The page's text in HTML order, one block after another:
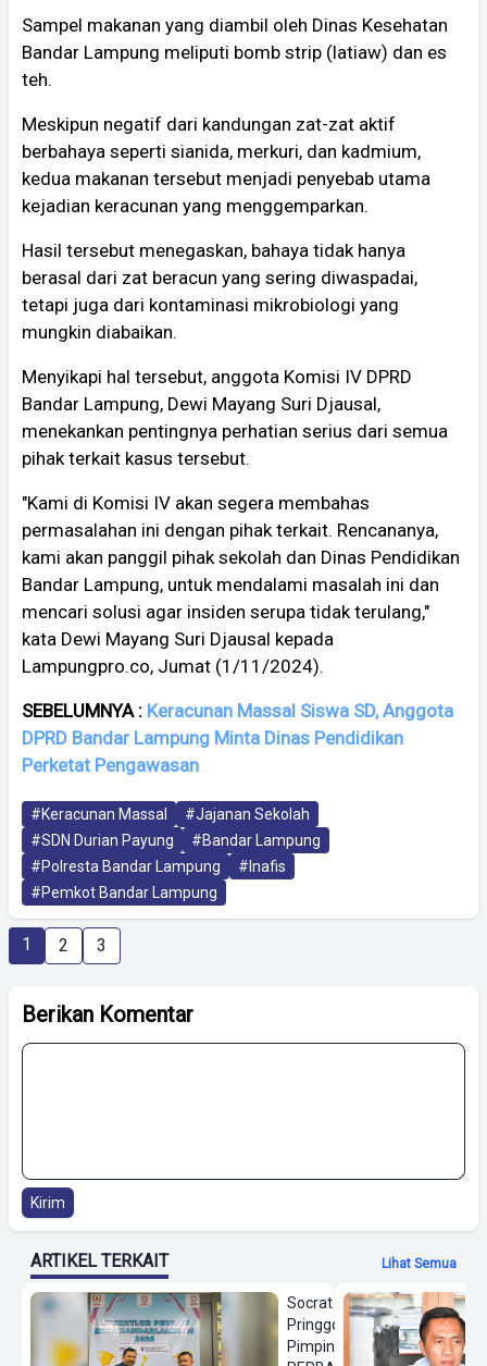
Sampel makanan yang diambil oleh Dinas Kesehatan
Bandar Lampung meliputi bomb strip (latiaw) dan es
teh.
Meskipun negatif dari kandungan zat-zat aktif
berbahaya seperti sianida, merkuri, dan kadmium,
kedua makanan tersebut menjadi penyebab utama
kejadian keracunan yang menggemparkan.
Hasil tersebut menegaskan, bahaya tidak hanya
berasal dari zat beracun yang sering diwaspadai,
tetapi juga dari kontaminasi mikrobiologi yang
mungkin diabaikan.
Menyikapi hal tersebut, anggota Komisi IV DPRD
Bandar Lampung, Dewi Mayang Suri Djausal,
menekankan pentingnya perhatian serius dari semua
pihak terkait kasus tersebut.
"Kami di Komisi IV akan segera membahas
permasalahan ini dengan pihak terkait. Rencananya,
kami akan panggil pihak sekolah dan Dinas Pendidikan
Bandar Lampung, untuk mendalami masalah ini dan
mencari solusi agar insiden serupa tidak terulang,"
kata Dewi Mayang Suri Djausal kepada
Lampungpro.co, Jumat (1/11/2024).
SEBELUMNYA : Keracunan Massal Siswa SD, Anggota
DPRD Bandar Lampung Minta Dinas Pendidikan
Perketat Pengawasan
#Keracunan Massal
#Jajanan Sekolah
#SDN Durian Payung
#Bandar Lampung
#Polresta Bandar Lampung
#Inafis
#Pemkot Bandar Lampung
1 2 3
Berikan Komentar
Kirim
ARTIKEL TERKAIT Lihat Semua
Socrat
Pringgodanu
Pimpin